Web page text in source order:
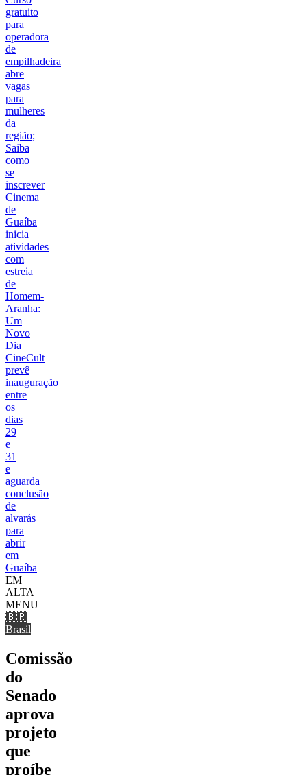
gratuito
para
operadora
de
empilhadeira
abre
vagas
para
mulheres
da
região;
Saiba
como
se
inscrever
Cinema
de
Guaíba
inicia
atividades
com
estreia
de
Homem-
Aranha:
Um
Novo
Dia
CineCult
prevê
inauguração
entre
os
dias
29
e
31
e
aguarda
conclusão
de
alvarás
para
abrir
em
Guaíba
EM
ALTA
MENU
🇧🇷
Brasil
Comissão
do
Senado
aprova
projeto
que
proíbe